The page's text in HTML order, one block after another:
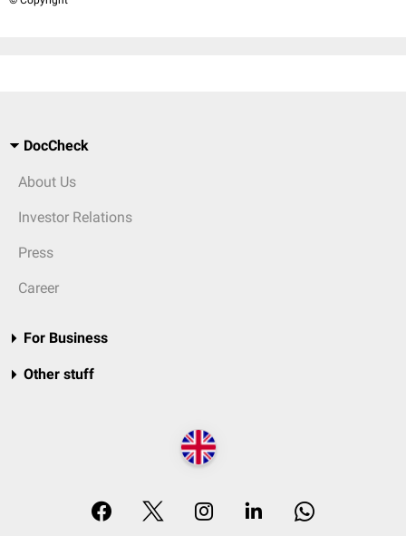
DocCheck
About Us
Investor Relations
Press
Career
For Business
Other stuff